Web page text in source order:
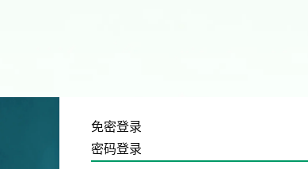
免密登录
密码登录